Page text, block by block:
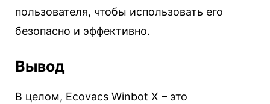
пользователя, чтобы использовать его
безопасно и эффективно.
Вывод
В целом, Ecovacs Winbot X – это